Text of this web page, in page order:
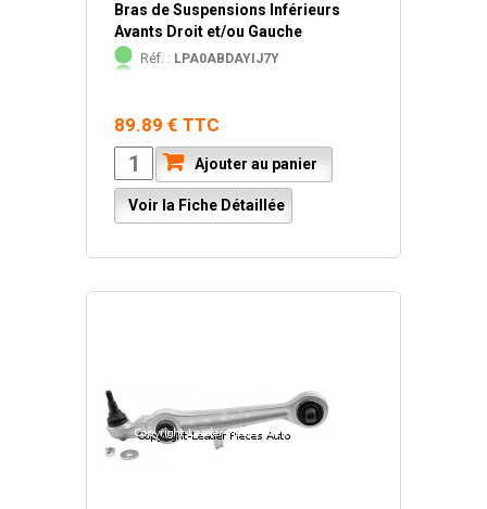
Bras de Suspensions Inférieurs
Avants Droit et/ou Gauche
Réf. : LPA0ABDAYIJ7Y
89.89 € TTC
Ajouter au panier
Voir la Fiche Détaillée